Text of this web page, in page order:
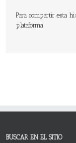
Para compartir esta
plataforma
BUSCAR EN EL SITIO